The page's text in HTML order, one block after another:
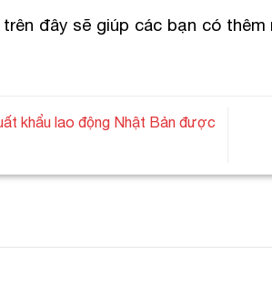
đây sẽ giúp các bạn có
khẩu lao động Nhật Bản được